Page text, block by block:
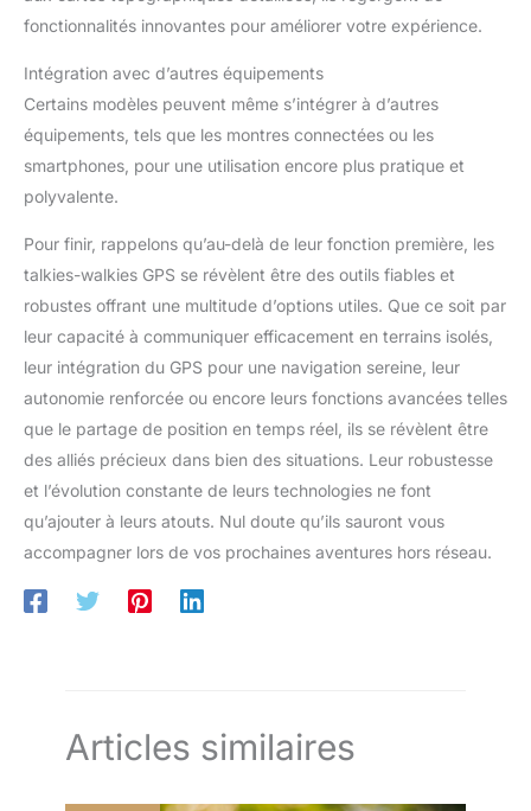
fonctionnalités innovantes pour améliorer votre expérience.
Intégration avec d’autres équipements
Certains modèles peuvent même s’intégrer à d’autres
équipements, tels que les montres connectées ou les
smartphones, pour une utilisation encore plus pratique et
polyvalente.
Pour finir, rappelons qu’au-delà de leur fonction première, les
talkies-walkies GPS se révèlent être des outils fiables et
robustes offrant une multitude d’options utiles. Que ce soit par
leur capacité à communiquer efficacement en terrains isolés,
leur intégration du GPS pour une navigation sereine, leur
autonomie renforcée ou encore leurs fonctions avancées telles
que le partage de position en temps réel, ils se révèlent être
des alliés précieux dans bien des situations. Leur robustesse
et l’évolution constante de leurs technologies ne font
qu’ajouter à leurs atouts. Nul doute qu’ils sauront vous
accompagner lors de vos prochaines aventures hors réseau.
Articles similaires